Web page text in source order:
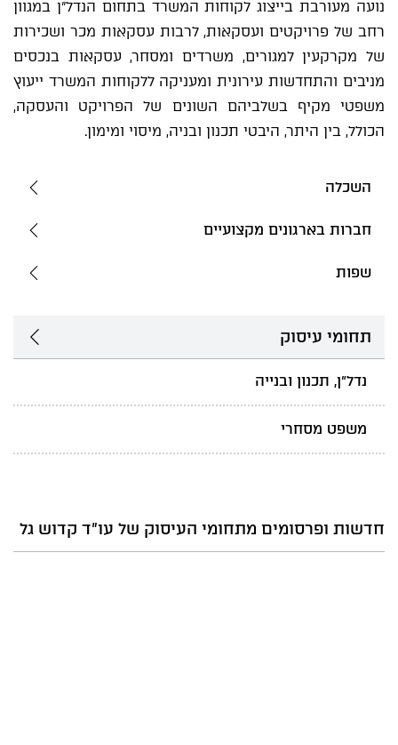
נועה מעורבת בייצוג לקוחות המשרד בתחום הנדל"ן במגוון
רחב של פרויקטים ועסקאות, לרבות עסקאות מכר ושכירות
של מקרקעין למגורים, משרדים ומסחר, עסקאות בנכסים
מניבים והתחדשות עירונית ומעניקה ללקוחות המשרד ייעוץ
משפטי מקיף בשלביהם השונים של הפרויקט והעסקה,
הכולל, בין היתר, היבטי תכנון ובניה, מיסוי ומימון.
השכלה
חברות בארגונים מקצועיים
שפות
תחומי עיסוק
נדל"ן, תכנון ובנייה
משפט מסחרי
חדשות ופרסומים מתחומי העיסוק של עו"ד קדוש גל